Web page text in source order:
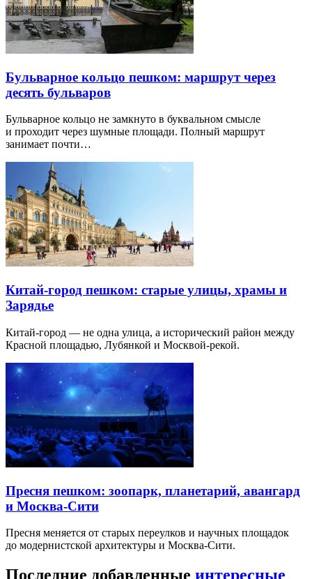
Бульварное кольцо пешком: маршрут через
десять бульваров
Бульварное кольцо не замкнуто в буквальном смысле
и проходит через шумные площади. Полный маршрут
занимает почти…
Китай-город пешком: старые улицы, храмы и
Зарядье
Китай-город — не одна улица, а исторический район между
Красной площадью, Лубянкой и Москвой-рекой.
Пресня пешком: зоопарк, планетарий, авангард
и Москва-Сити
Пресня меняется от старых переулков и научных площадок
до модернистской архитектуры и Москва-Сити.
Последние добавленные интересные